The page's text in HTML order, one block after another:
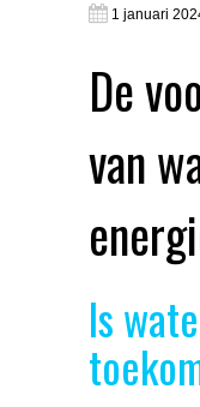
1 januari
De
van
Is